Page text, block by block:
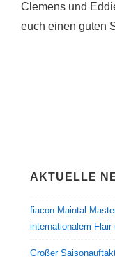
Clemens und
euch einen guten
AKTUELLE
fiacon Maintal
internationalem
Großer